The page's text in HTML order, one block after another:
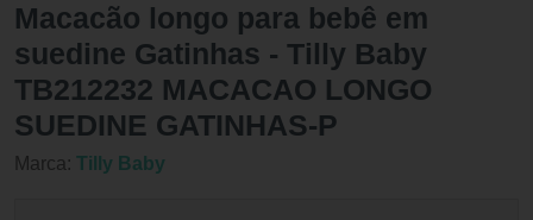
Macacão longo para bebê em
suedine Gatinhas - Tilly Baby
TB212232 MACACAO LONGO
SUEDINE GATINHAS-P
Marca: Tilly Baby